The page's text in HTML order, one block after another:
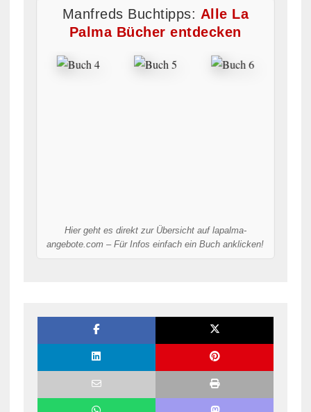
Manfreds Buchtipps: Alle La
Palma Bücher entdecken
Hier geht es direkt zur Übersicht auf lapalma-
angebote.com – Für Infos einfach ein Buch anklicken!